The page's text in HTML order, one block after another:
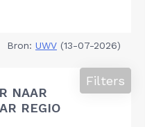
Bron: UWV (13-07-2026)
NAAR
REGIO
Filters